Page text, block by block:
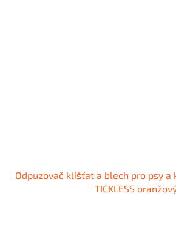
Odpuzovač klíšťat a blech pro psy a
TICKLESS